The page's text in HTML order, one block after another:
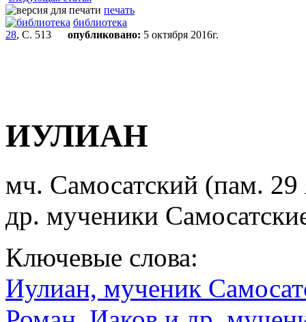
печать
библиотека
28, С. 513 опубликовано: 5 октября 2016г.
ИУЛИАН
мч. Самосатский (пам. 29
др. мученики
Ключевые слова:
Иулиан, мученик